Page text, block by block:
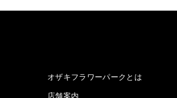
オザキフラワーパークとは
店舗案内